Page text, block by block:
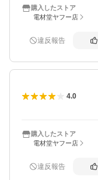
購入したストア
電材堂ヤフー店
違反報告
4.0
購入したストア
電材堂ヤフー店
違反報告